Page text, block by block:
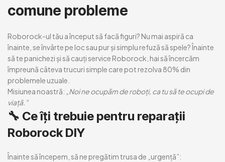
comune probleme
Roborock-ul tău a început să facă figuri? Nu mai aspiră ca
înainte, se învârte pe loc sau pur și simplu refuză să spele?Înainte
să te panichezi și să cauți service Roborock , hai să încercăm
împreună câteva trucuri simple care pot rezolva 80% din
problemele uzuale.
Misiunea noastră: „Noi ne ocupăm de roboți, ca tu să te ocupi de
viață.”
🔧 Ce îți trebuie pentru reparații
Roborock DIY
Înainte să începem, să ne pregătim trusa de „urgență”: